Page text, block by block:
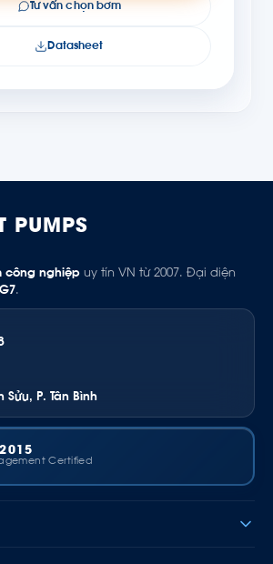
Tư vấn chọn bơm
Datasheet
PUMPS
công nghiệp uy tín VN từ 2007. Đại diện
.
Sửu, P. Tân Bình
Certified